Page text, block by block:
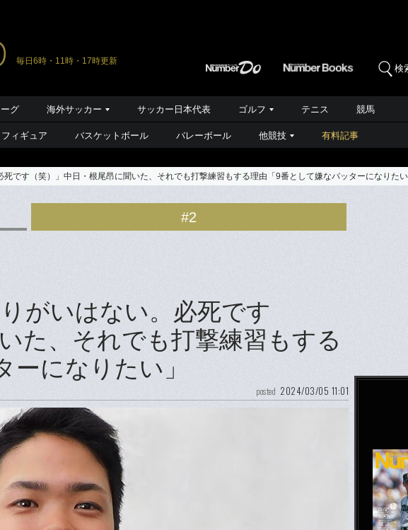
毎日6時・11時・17時更新
検
グ 海外サッカー サッカー日本代表 ゴルフ テニス 競馬
フィギュア バスケットボール バレーボール 他競技 有料記事
です（笑）」中日・根尾昂に聞いた、それでも打撃練習もする理由「9番として嫌なバッターになりたい
#2
がいはない。必死です
た、それでも打撃練習もする
になりたい」
posted 2024/03/05 11:01